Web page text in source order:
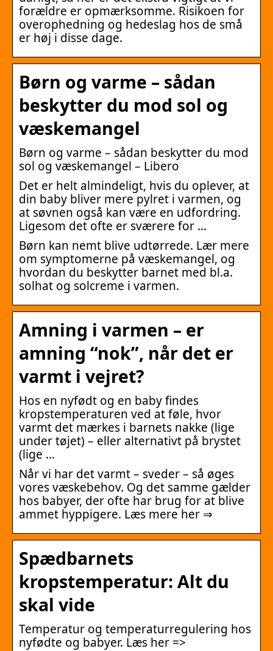
forældre er opmærksomme. Risikoen for
overophedning og hedeslag hos de små
er høj i disse dage.
Børn og varme – sådan
beskytter du mod sol og
væskemangel
Børn og varme – sådan beskytter du mod
sol og væskemangel – Libero
Det er helt almindeligt, hvis du oplever, at
din baby bliver mere pylret i varmen, og
at søvnen også kan være en udfordring.
Ligesom det ofte er sværere for …
Børn kan nemt blive udtørrede. Lær mere
om symptomerne på væskemangel, og
hvordan du beskytter barnet med bl.a.
solhat og solcreme i varmen.
Amning i varmen – er
amning “nok”, når det er
varmt i vejret?
Hos en nyfødt og en baby findes
kropstemperaturen ved at føle, hvor
varmt det mærkes i barnets nakke (lige
under tøjet) – eller alternativt på brystet
(lige …
Når vi har det varmt – sveder – så øges
vores væskebehov. Og det samme gælder
hos babyer, der ofte har brug for at blive
ammet hyppigere. Læs mere her ⇒
Spædbarnets
kropstemperatur: Alt du
skal vide
Temperatur og temperaturregulering hos
nyfødte og babyer. Læs her =>